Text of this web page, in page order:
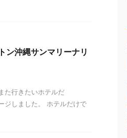
ン沖縄サンマリーナリ
た行きたいホテルだ
ジしました。 ホテルだけで